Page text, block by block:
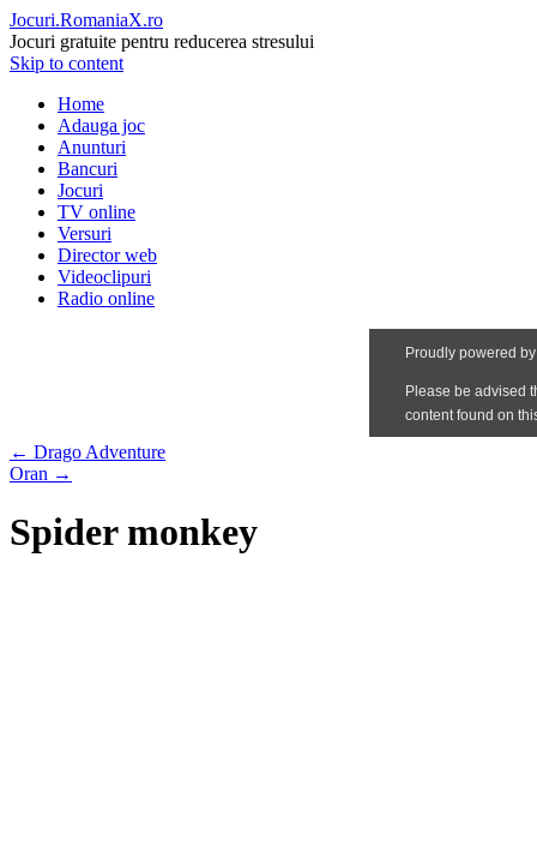
Jocuri.RomaniaX.ro
Jocuri gratuite pentru reducerea stresului
Skip to content
Home
Adauga joc
Anunturi
Bancuri
Jocuri
TV online
Versuri
Director web
Videoclipuri
Radio online
← Drago Adventure
Oran →
Spider monkey